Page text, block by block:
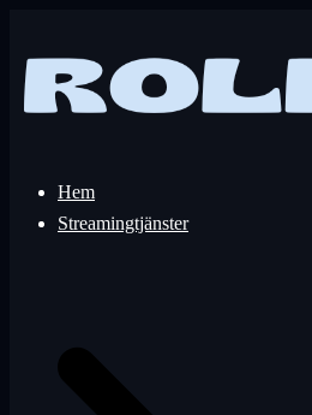
innehåll
Hem
Streamingtjänster